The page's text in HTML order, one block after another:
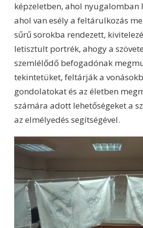
képzeletben, ahol nyugalomban
ahol van esély a feltárulkozás
sűrű sorokba rendezett,
letisztult portrék, ahogy a
szemlélődő befogadónak
tekintetüket, feltárják a
gondolatokat és az életben
számára adott lehetőségeket a
az elmélyedés segítségével.